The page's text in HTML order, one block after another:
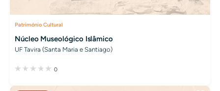
Património Cultural
Núcleo Museológico Islâmico
UF Tavira (Santa Maria e Santiago)
0